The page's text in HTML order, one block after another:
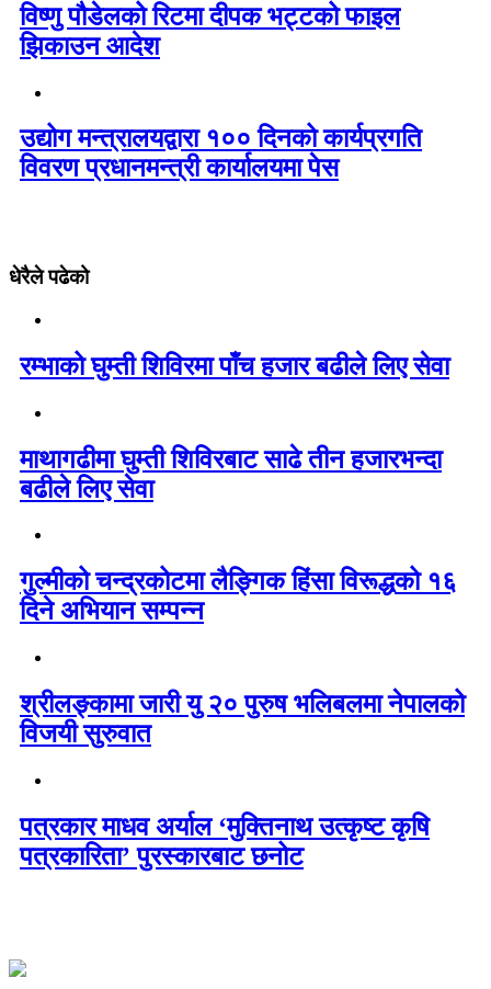
विष्णु पौडेलको रिटमा दीपक भट्टको फाइल
झिकाउन आदेश
उद्योग मन्त्रालयद्वारा १०० दिनको कार्यप्रगति
विवरण प्रधानमन्त्री कार्यालयमा पेस
धेरैले पढेको
रम्भाको घुम्ती शिविरमा पाँच हजार बढीले लिए सेवा
माथागढीमा घुम्ती शिविरबाट साढे तीन हजारभन्दा
बढीले लिए सेवा
गुल्मीको चन्द्रकोटमा लैङ्गिक हिंसा विरूद्धको १६
दिने अभियान सम्पन्न
श्रीलङ्कामा जारी यु २० पुरुष भलिबलमा नेपालको
विजयी सुरुवात
पत्रकार माधव अर्याल ‘मुक्तिनाथ उत्कृष्ट कृषि
पत्रकारिता’ पुरस्कारबाट छनोट